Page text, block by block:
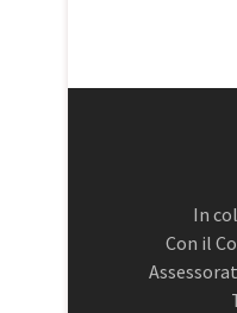
In
Con il